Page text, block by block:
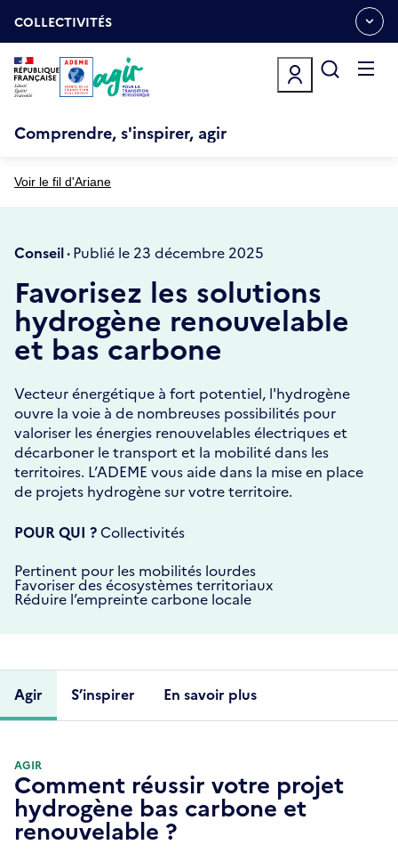
auOUVRIR
LE
MENU
ESPACE
COLLECTIVITÉS
Comprendre, s'inspirer, agir
Voir le fil d'Ariane
Conseil ·Publié le 23 décembre 2025
Favorisez les solutions
hydrogène renouvelable
et bas carbone
Vecteur énergétique à fort potentiel, l'hydrogène
ouvre la voie à de nombreuses possibilités pour
valoriser les énergies renouvelables électriques et
décarboner le transport et la mobilité dans les
territoires. L’ADEME vous aide dans la mise en place
de projets hydrogène sur votre territoire.
POUR QUI ?Collectivités
Pertinent pour les mobilités lourdes
Favoriser des écosystèmes territoriaux
Réduire l’empreinte carbone locale
Agir S’inspirer En savoir plus
AGIR
Comment réussir votre projet
hydrogène bas carbone et
renouvelable ?